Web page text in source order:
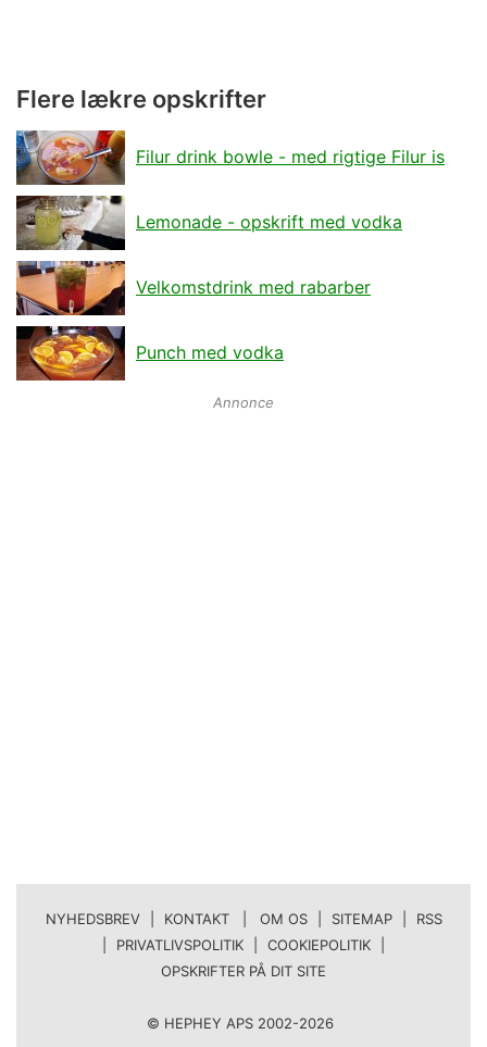
Flere lækre opskrifter
Filur drink bowle - med rigtige Filur is
Lemonade - opskrift med vodka
Velkomstdrink med rabarber
Punch med vodka
Annonce
NYHEDSBREV KONTAKT | OM OS SITEMAP
RSS
PRIVATLIVSPOLITIK COOKIEPOLITIK
OPSKRIFTER PÅ DIT SITE
© HEPHEY APS 2002-2026